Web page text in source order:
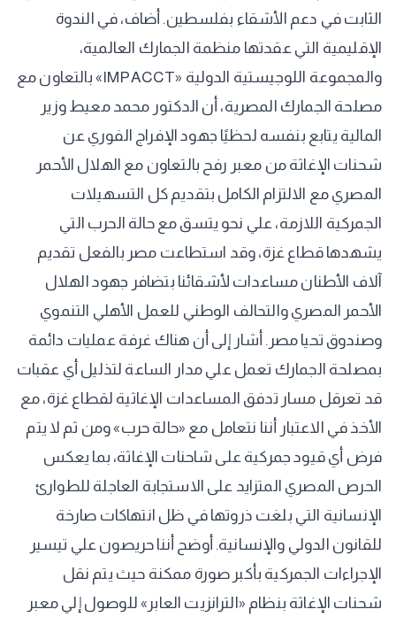
الثابت في دعم الأشقاء بفلسطين. أضاف، في الندوة
الإقليمية التي عقدتها منظمة الجمارك العالمية،
والمجموعة اللوجيستية الدولية «IMPACCT» بالتعاون مع
مصلحة الجمارك المصرية، أن الدكتور محمد معيط وزير
المالية يتابع بنفسه لحظيًا جهود الإفراج الفوري عن
شحنات الإغاثة من معبر رفح بالتعاون مع الهلال الأحمر
المصري مع الالتزام الكامل بتقديم كل التسهيلات
الجمركية اللازمة، علي نحو يتسق مع حالة الحرب التي
يشهدها قطاع غزة، وقد استطاعت مصر بالفعل تقديم
آلاف الأطنان مساعدات لأشقائنا بتضافر جهود الهلال
الأحمر المصري والتحالف الوطني للعمل الأهلي التنموي
وصندوق تحيا مصر. أشار إلى أن هناك غرفة عمليات دائمة
بمصلحة الجمارك تعمل علي مدار الساعة لتذليل أي عقبات
قد تعرقل مسار تدفق المساعدات الإغاثية لقطاع غزة، مع
الأخذ في الاعتبار أننا نتعامل مع «حالة حرب» ومن ثم لا يتم
فرض أي قيود جمركية على شاحنات الإغاثة، بما يعكس
الحرص المصري المتزايد على الاستجابة العاجلة للطوارئ
الإنسانية التي بلغت ذروتها في ظل انتهاكات صارخة
للقانون الدولي والإنسانية. أوضح أننا حريصون علي تيسير
الإجراءات الجمركية بأكبر صورة ممكنة حيث يتم نقل
شحنات الإغاثة بنظام «الترانزيت العابر» للوصول إلي معبر